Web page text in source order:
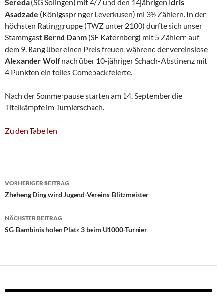
Sereda (SG Solingen) mit 4/7 und den 14jährigen Idris
Asadzade (Königsspringer Leverkusen) mi 3½ Zählern. In der
höchsten Ratinggruppe (TWZ unter 2100) durfte sich unser
Stammgast Bernd Dahm (SF Katernberg) mit 5 Zählern auf
dem 9. Rang über einen Preis freuen, während der vereinslose
Alexander Wolf nach über 10-jähriger Schach-Abstinenz mit
4 Punkten ein tolles Comeback feierte.
Nach der Sommerpause starten am 14. September die
Titelkämpfe im Turnierschach.
Zu den Tabellen
Beitragsnavigation
VORHERIGER BEITRAG
Zheheng Ding wird Jugend-Vereins-Blitzmeister
NÄCHSTER BEITRAG
SG-Bambinis holen Platz 3 beim U1000-Turnier